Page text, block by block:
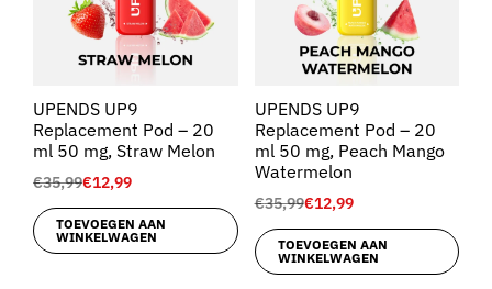
UPENDS UP9
Replacement Pod – 20
ml 50 mg, Straw Melon
€35,99€12,99
TOEVOEGEN AAN
WINKELWAGEN
UPENDS UP9
Replacement Pod – 20
ml 50 mg, Peach Mango
Watermelon
€35,99€12,99
TOEVOEGEN AAN
WINKELWAGEN